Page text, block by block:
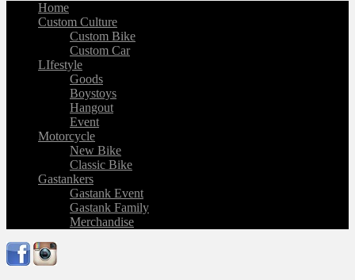
Home
Custom Culture
Custom Bike
Custom Car
LIfestyle
Goods
Boystoys
Hangout
Event
Motorcycle
New Bike
Classic Bike
Gastankers
Gastank Event
Gastank Family
Merchandise